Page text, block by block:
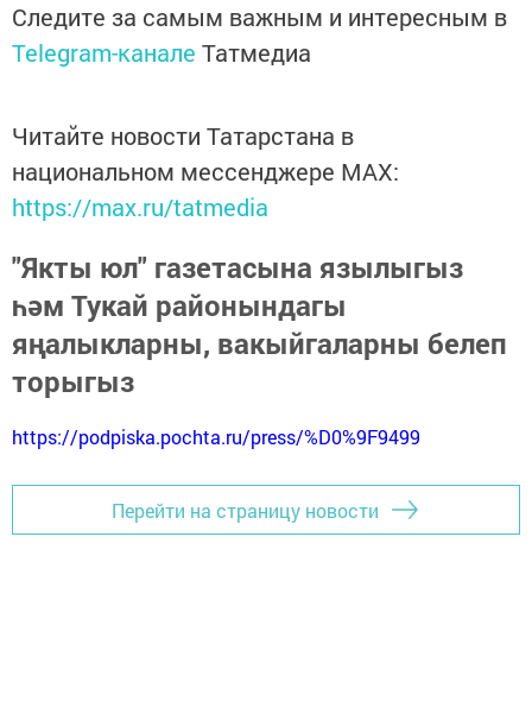
Следите за самым важным и интересным в
Telegram-канале Татмедиа
Читайте новости Татарстана в
национальном мессенджере MАХ:
https://max.ru/tatmedia
"Якты юл" газетасына язылыгыз
һәм Тукай районындагы
яңалыкларны, вакыйгаларны белеп
торыгыз
https://podpiska.pochta.ru/press/%D0%9F9499
Перейти на страницу новости